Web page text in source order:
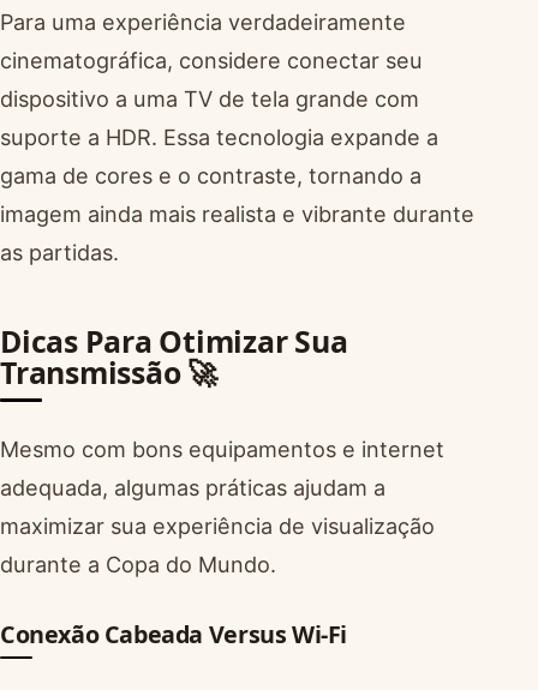
Para uma experiência verdadeiramente
cinematográfica, considere conectar seu
dispositivo a uma TV de tela grande com
suporte a HDR. Essa tecnologia expande a
gama de cores e o contraste, tornando a
imagem ainda mais realista e vibrante durante
as partidas.
Dicas Para Otimizar Sua
Transmissão 🚀
Mesmo com bons equipamentos e internet
adequada, algumas práticas ajudam a
maximizar sua experiência de visualização
durante a Copa do Mundo.
Conexão Cabeada Versus Wi-Fi